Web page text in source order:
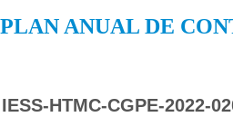
PLAN ANUAL DE
IESS-HTMC-CGPE-2022-